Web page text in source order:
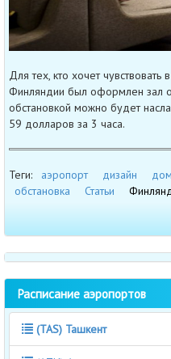
Для тех, кто хочет
Финляндии был оформлен зал
обстановкой можно будет
59 долларов за 3 часа.
Теги: аэропорт дизайн дом
обстановка
Статьи
Расписание аэропортов
(TAS) Ташкент